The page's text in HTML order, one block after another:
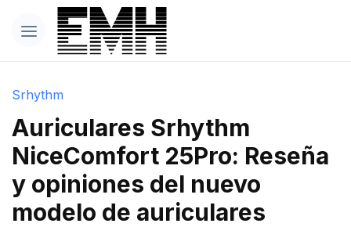
Srhythm
Auriculares Srhythm
NiceComfort 25Pro: Reseña
y opiniones del nuevo
modelo de auriculares